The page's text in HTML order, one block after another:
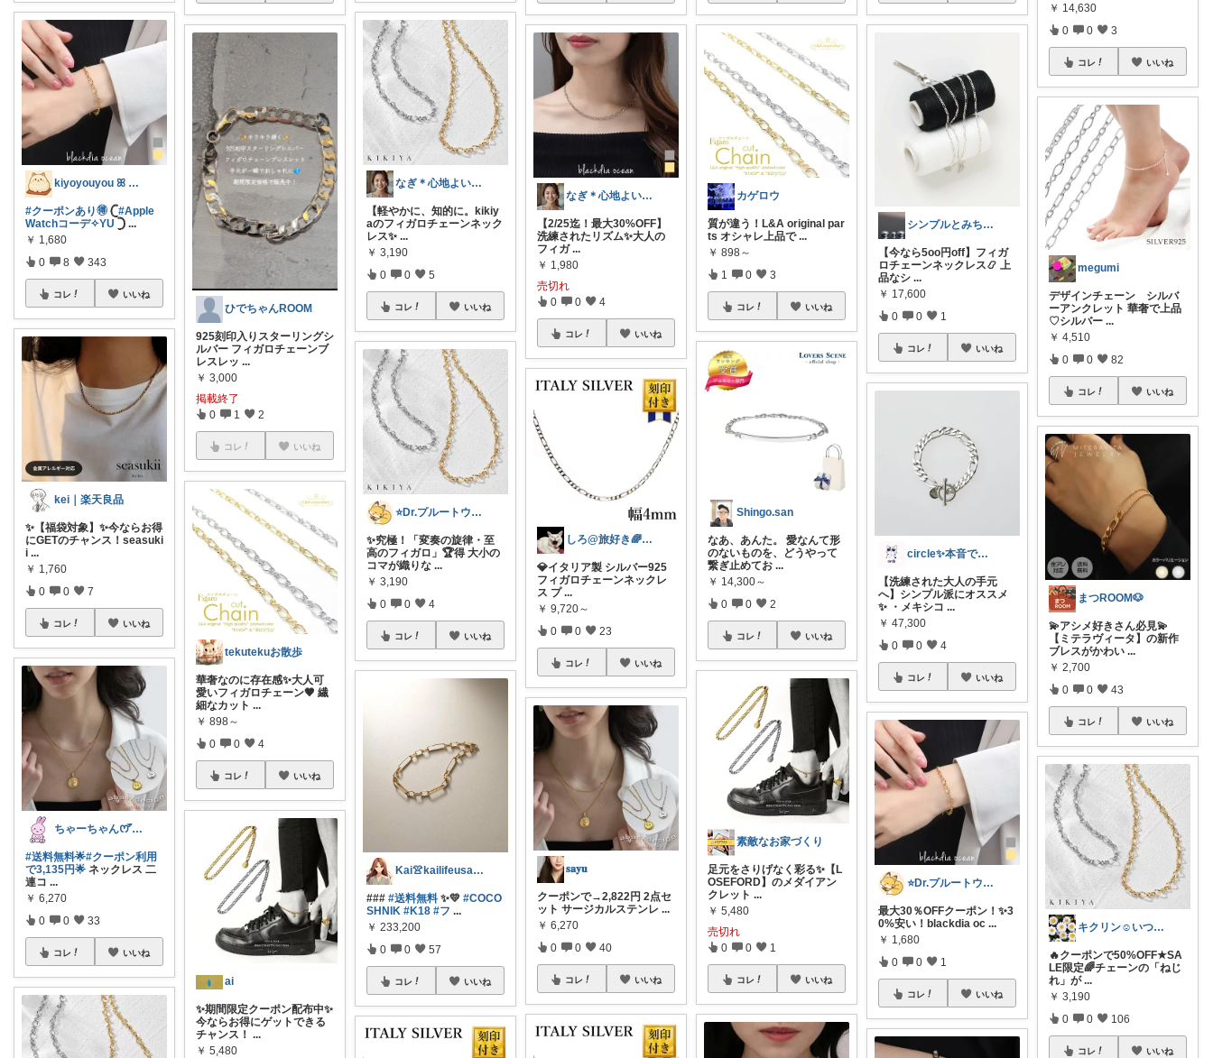
kiyoyouyou ꕤ ゆーゆーꕤ
#クーポンあり🉐 𓊆 #Apple
Watchコーデ✧YU 𓊇 ...
￥ 1,680
0 8 343
コレ いいね
kei｜楽天良品
✨【福袋対象】✨今ならお得
にGETのチャンス！seasuki
i ...
￥ 1,760
0 0 7
コレ いいね
ちゃーちゃん‪ꯁꯧありがとう🫶🏻💕
#送料無料🌟#クーポン利用
で3,135円🌟 ネックレス 二
連コ ...
￥ 6,270
0 0 33
コレ いいね
ひでちゃんROOM
925刻印入りスターリングシ
ルバー フィガロチェーンブ
レスレッ ...
￥ 3,000
掲載終了
0 1 2
コレ いいね
tekutekuお散歩
華奢なのに存在感✨大人可
愛いフィガロチェーン🤎 繊
細なカット ...
￥ 898～
0 0 4
コレ いいね
ai
✨期間限定クーポン配布中✨
今ならお得にゲットできる
チャンス！...
￥ 5,480
なぎ＊心地よい暮らし
【軽やかに、知的に。kikiy
aのフィガロチェーンネック
レス✨ ...
￥ 3,190
0 0 5
コレ いいね
⭐️Dr.プルートウ⭐️ﾌﾟﾙちゃんﾏﾏ
✨究極！「変奏の旋律・至
高のフィガロ」🏆得 大小の
コマが織りな ...
￥ 3,190
0 0 4
コレ いいね
Kai👚kailifeusa.com
####送料無料 ✨💛#COCO
SHNIK #K18 #フ ...
￥ 233,200
0 0 57
コレ いいね
なぎ＊心地よい暮らし
【2/25迄！最大30%OFF】
洗練されたリズム✨大人の
フィガ ...
￥ 1,980
売切れ
0 0 4
コレ いいね
しろ@旅好き🌈雑貨好き
💎イタリア製 シルバー925
フィガロチェーンネックレ
ス プ ...
￥ 9,720～
0 0 23
コレ いいね
𝐬𝐚𝐲𝐮
クーポンで→2,822円 2点セ
ット サージカルステンレ ...
￥ 6,270
0 0 40
コレ いいね
カゲロウ
質が違う！L&A original par
ts オシャレ上品で ...
￥ 898～
1 0 3
コレ いいね
Shingo.san
なあ、あんた。 愛なんて形
のないものを、どうやって
繋ぎ止めてお ...
￥ 14,300～
0 0 2
コレ いいね
素敵なお家づくり
足元をさりげなく彩る✨【L
OSEFORD】のメダイアン
クレット ...
￥ 5,480
売切れ
0 0 1
コレ いいね
シンプルとみちゃん
【今なら5oo円off】フィガ
ロチェーンネックレス📿 上
品なシ ...
￥ 17,600
0 0 1
コレ いいね
circle✨本音で選ぶ、本当に良い物✨
【洗練された大人の手元
へ】シンプル派にオススメ
✨ ・メキシコ ...
￥ 47,300
0 0 4
コレ いいね
⭐️Dr.プルートウ⭐️ﾌﾟﾙちゃんﾏﾏ
最大30％OFFクーポン！✨3
0%安い！blackdia oc ...
￥ 1,680
0 0 1
コレ いいね
￥ 14,630
0 0 3
コレ いいね
megumi
デザインチェーン シルバ
ーアンクレット 華奢で上品
♡シルバー ...
￥ 4,510
0 0 82
コレ いいね
まつROOM🐶
💫アシメ好きさん必見💫
【ミテラヴィータ】の新作
ブレスがかわい ...
￥ 2,700
0 0 43
コレ いいね
キクリン☺️いつもありがとうございます
🔥クーポンで50%OFF★SA
LE限定🌈チェーンの「ねじ
れ」が ...
￥ 3,190
0 0 106
コレ いいね